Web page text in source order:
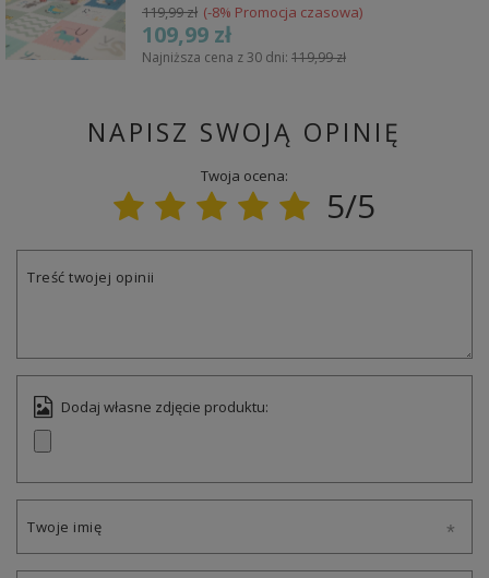
119,99 zł (-8% Promocja czasowa)
109,99 zł
Najniższa cena z 30 dni: 119,99 zł
NAPISZ SWOJĄ OPINIĘ
Twoja ocena:
5/5
Treść twojej opinii
Dodaj własne zdjęcie produktu:
Twoje imię